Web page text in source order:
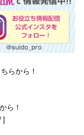
らから！
ら！
]